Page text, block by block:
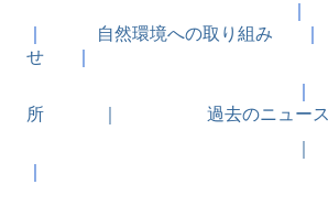
自然環境への取り組み
せ
所
過去のニュ